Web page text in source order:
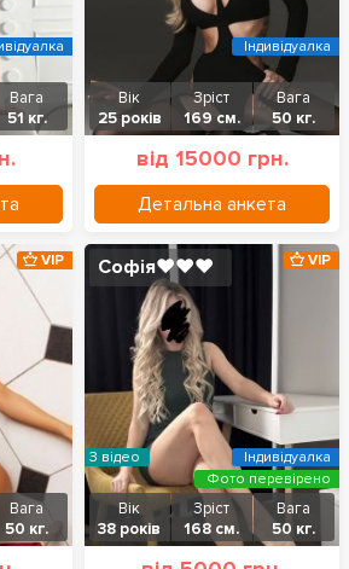
Вага
51 кг.
Вік
25 років
Зріст
169 см.
Вага
50 кг.
від 15000 грн.
Детальна анкета
Індивідуалка
Вага
50 кг.
VIP Софія❤️❤️❤️
Вік
38 років
Зріст
168 см.
Вага
50 кг.
VIP
З відео
Фото перевірено
Індивідуалка